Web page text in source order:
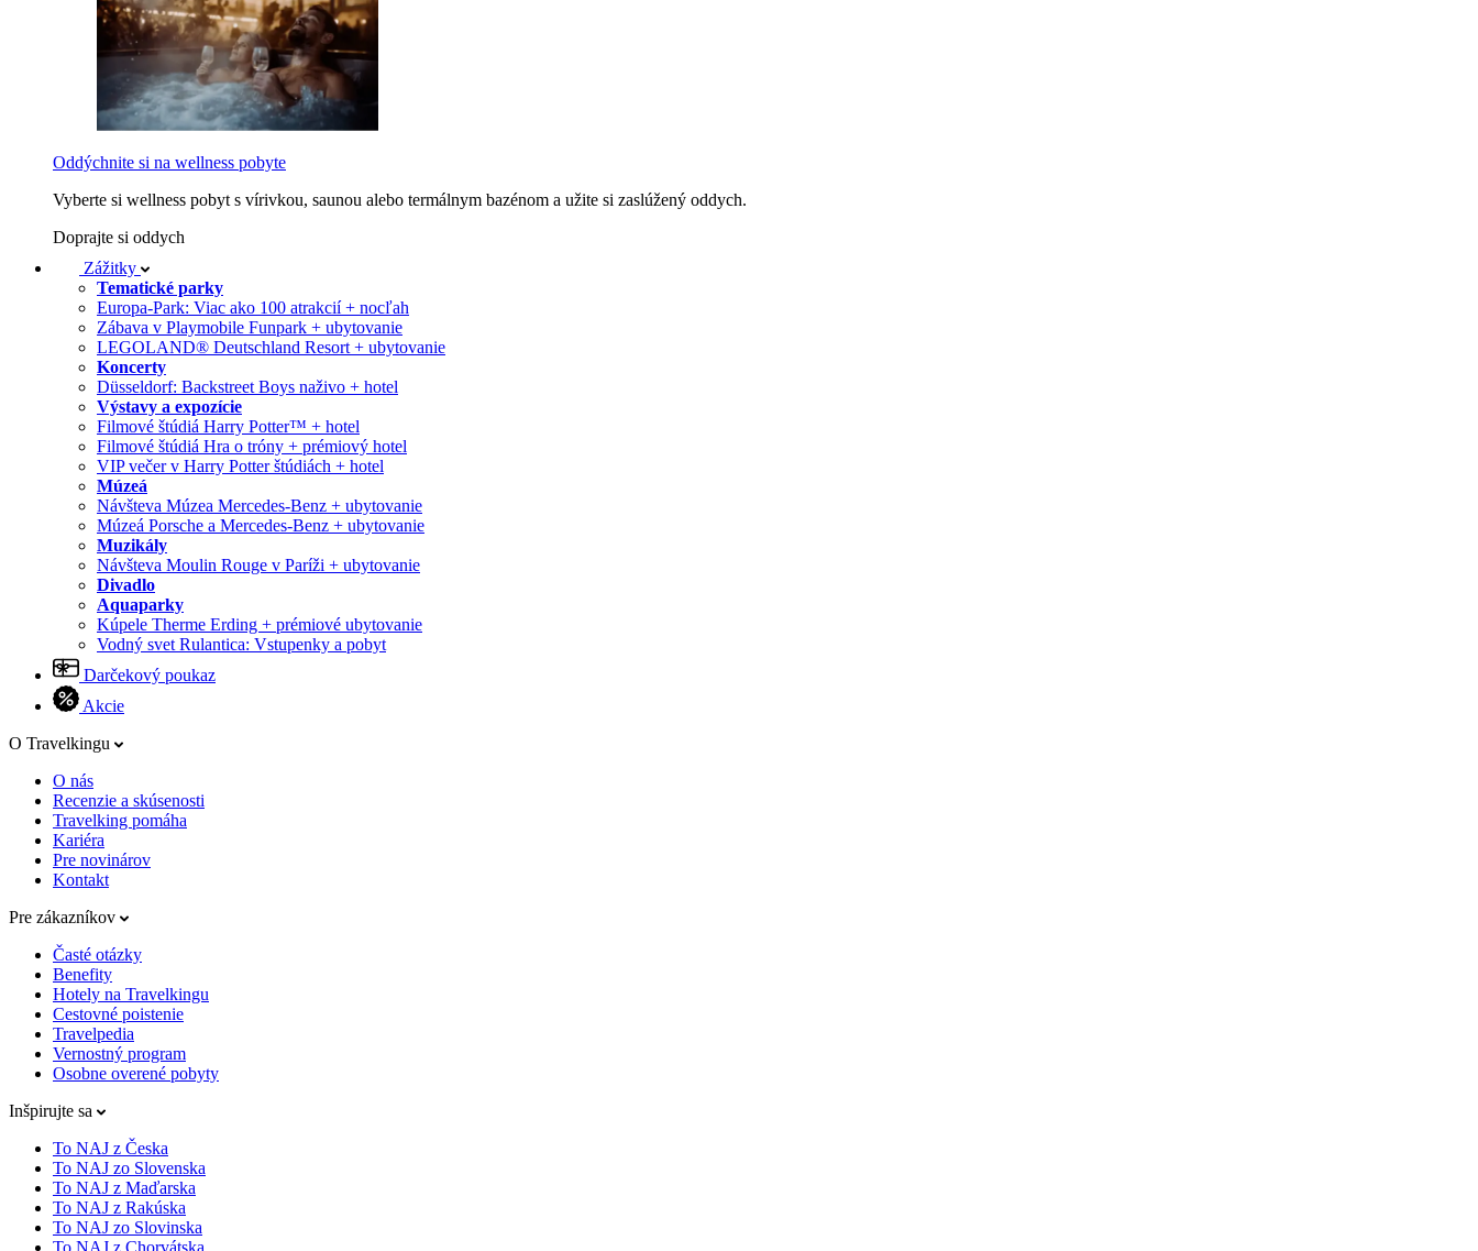
Oddýchnite si na wellness pobyte
Vyberte si wellness pobyt s vírivkou, saunou alebo termálnym bazénom a užite si zaslúžený oddych.
Doprajte si oddych
Zážitky
Tematické parky
Europa-Park: Viac ako 100 atrakcií + nocľah
Zábava v Playmobile Funpark + ubytovanie
LEGOLAND® Deutschland Resort + ubytovanie
Koncerty
Düsseldorf: Backstreet Boys naživo + hotel
Výstavy a expozície
Filmové štúdiá Harry Potter™ + hotel
Filmové štúdiá Hra o tróny + prémiový hotel
VIP večer v Harry Potter štúdiách + hotel
Múzeá
Návšteva Múzea Mercedes-Benz + ubytovanie
Múzeá Porsche a Mercedes-Benz + ubytovanie
Muzikály
Návšteva Moulin Rouge v Paríži + ubytovanie
Divadlo
Aquaparky
Kúpele Therme Erding + prémiové ubytovanie
Vodný svet Rulantica: Vstupenky a pobyt
Darčekový poukaz
Akcie
O Travelkingu
O nás
Recenzie a skúsenosti
Travelking pomáha
Kariéra
Pre novinárov
Kontakt
Pre zákazníkov
Časté otázky
Benefity
Hotely na Travelkingu
Cestovné poistenie
Travelpedia
Vernostný program
Osobne overené pobyty
Inšpirujte sa
To NAJ z Česka
To NAJ zo Slovenska
To NAJ z Maďarska
To NAJ z Rakúska
To NAJ zo Slovinska
To NAJ z Chorvátska